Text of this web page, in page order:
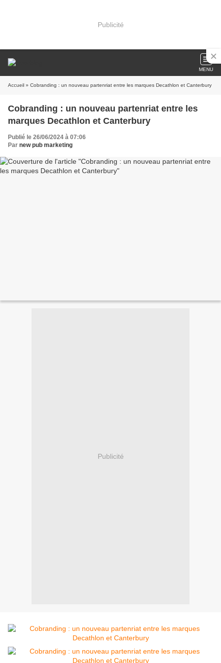
Publicité
MENU
Accueil » Cobranding : un nouveau partenriat entre les marques Decathlon et Canterbury
Cobranding : un nouveau partenriat entre les
marques Decathlon et Canterbury
Publié le 26/06/2024 à 07:06
Par new pub marketing
Publicité